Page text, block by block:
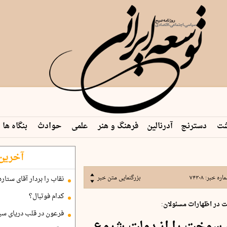
دسترنج آدرنالین فرهنگ و هنر علمی حوادث بنگاه ها
خبر:۷۴۳۰۸ بزرگنمایی متن خبر
اظهارات مسئولان:
نقاب را بردار آقای
کدام فوتبال؟
فرعون در قلب دریای